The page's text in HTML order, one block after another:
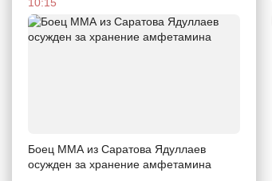
10:15
Боец ММА из Саратова Ядуллаев
осужден за хранение амфетамина